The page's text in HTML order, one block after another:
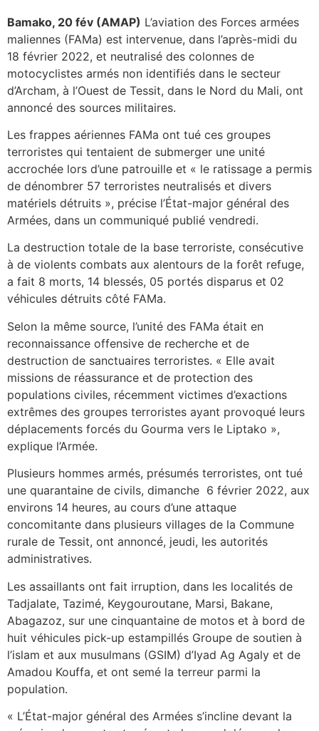
Bamako, 20 fév (AMAP) L’aviation des Forces armées
maliennes (FAMa) est intervenue, dans l’après-midi du
18 février 2022, et neutralisé des colonnes de
motocyclistes armés non identifiés dans le secteur
d’Archam, à l’Ouest de Tessit, dans le Nord du Mali, ont
annoncé des sources militaires.
Les frappes aériennes FAMa ont tué ces groupes
terroristes qui tentaient de submerger une unité
accrochée lors d’une patrouille et « le ratissage a permis
de dénombrer 57 terroristes neutralisés et divers
matériels détruits », précise l’État-major général des
Armées, dans un communiqué publié vendredi.
La destruction totale de la base terroriste, consécutive
à de violents combats aux alentours de la forêt refuge,
a fait 8 morts, 14 blessés, 05 portés disparus et 02
véhicules détruits côté FAMa.
Selon la même source, l’unité des FAMa était en
reconnaissance offensive de recherche et de
destruction de sanctuaires terroristes. « Elle avait
missions de réassurance et de protection des
populations civiles, récemment victimes d’exactions
extrêmes des groupes terroristes ayant provoqué leurs
déplacements forcés du Gourma vers le Liptako »,
explique l’Armée.
Plusieurs hommes armés, présumés terroristes, ont tué
une quarantaine de civils, dimanche 6 février 2022, aux
environs 14 heures, au cours d’une attaque
concomitante dans plusieurs villages de la Commune
rurale de Tessit, ont annoncé, jeudi, les autorités
administratives.
Les assaillants ont fait irruption, dans les localités de
Tadjalate, Tazimé, Keygouroutane, Marsi, Bakane,
Abagazoz, sur une cinquantaine de motos et à bord de
huit véhicules pick-up estampillés Groupe de soutien à
l’islam et aux musulmans (GSIM) d’Iyad Ag Agaly et de
Amadou Kouffa, et ont semé la terreur parmi la
population.
« L’État-major général des Armées s’incline devant la